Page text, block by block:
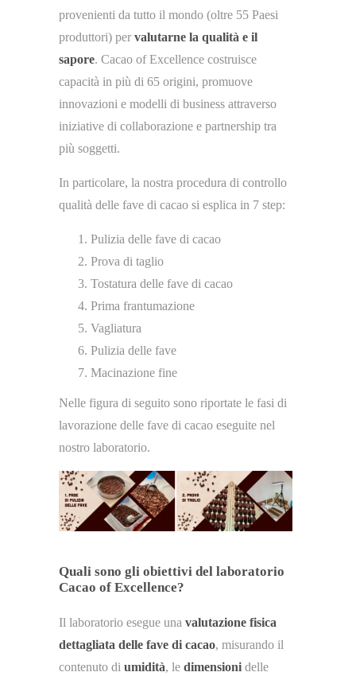
provenienti da tutto il mondo (oltre 55 Paesi
produttori) per valutarne la qualità e il
sapore. Cacao of Excellence costruisce
capacità in più di 65 origini, promuove
innovazioni e modelli di business attraverso
iniziative di collaborazione e partnership tra
più soggetti.
In particolare, la nostra procedura di controllo
qualità delle fave di cacao si esplica in 7 step:
Pulizia delle fave di cacao
Prova di taglio
Tostatura delle fave di cacao
Prima frantumazione
Vagliatura
Pulizia delle fave
Macinazione fine
Nelle figura di seguito sono riportate le fasi di
lavorazione delle fave di cacao eseguite nel
nostro laboratorio.
Quali sono gli obiettivi del laboratorio
Cacao of Excellence?
Il laboratorio esegue una valutazione fisica
dettagliata delle fave di cacao, misurando il
contenuto di umidità, le dimensioni delle